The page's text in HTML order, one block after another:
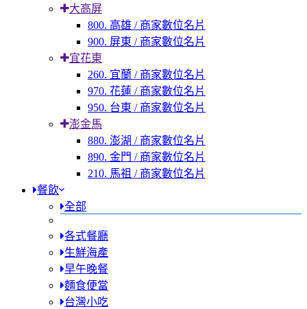
大高屏
800. 高雄 / 商家數位名片
900. 屏東 / 商家數位名片
宜花東
260. 宜蘭 / 商家數位名片
970. 花蓮 / 商家數位名片
950. 台東 / 商家數位名片
澎金馬
880. 澎湖 / 商家數位名片
890. 金門 / 商家數位名片
210. 馬祖 / 商家數位名片
餐飲
全部
各式餐廳
生鮮海產
早午晚餐
麵食便當
台灣小吃